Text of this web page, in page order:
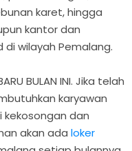
karet, hingga
kantor dan
wilayah Pemalang.
BULAN INI. Jika telah
karyawan
dan
akan ada loker